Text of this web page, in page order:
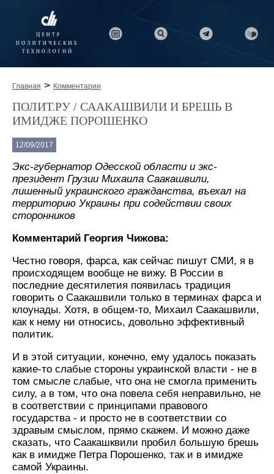
Главная > Комментарии
ПОЛИТ.РУ / СААКАШВИЛИ И БРЕШЬ В
ИМИДЖЕ ПОРОШЕНКО
12/09/2017
Экс-губернатор Одесской области и экс-
президент Грузии Михаила Саакашвили,
лишенный украинского гражданства, въехал на
территорию Украины при содействии своих
сторонников
Комментарий Георгия Чижова:
Честно говоря, фарса, как сейчас пишут СМИ, я в
происходящем вообще не вижу. В России в
последние десятилетия появилась традиция
говорить о Саакашвили только в терминах фарса и
клоунады. Хотя, в общем-то, Михаил Саакашвили,
как к нему ни относись, довольно эффективный
политик.
И в этой ситуации, конечно, ему удалось показать
какие-то слабые стороны украинской власти - не в
том смысле слабые, что она не смогла применить
силу, а в том, что она повела себя неправильно, не
в соответствии с принципами правового
государства - и просто не в соответствии со
здравым смыслом, прямо скажем. И можно даже
сказать, что Саакашквили пробил большую брешь
как в имидже Петра Порошенко, так и в имидже
самой Украины.